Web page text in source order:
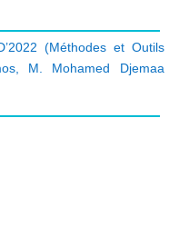
(Méthodes et Outils
M. Mohamed Djemaa